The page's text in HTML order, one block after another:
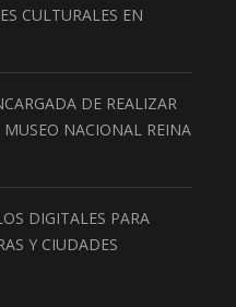
CULTURALES EN
DE REALIZAR
NACIONAL REINA
DIGITALES PARA
Y CIUDADES